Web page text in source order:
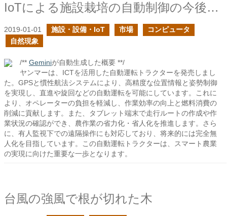
IoTによる施設栽培の自動制御の今後は？
2019-01-01 施設・設備・IoT 市場
コンピュータ
自然現象
/** Geminiが自動生成した概要 **/
ヤンマーは、ICTを活用した自動運転トラクターを発売しまし
た。GPSと慣性航法システムにより、高精度な位置情報と姿勢制御
を実現し、直進や旋回などの自動運転を可能にしています。これに
より、オペレーターの負担を軽減し、作業効率の向上と燃料消費の
削減に貢献します。また、タブレット端末で走行ルートの作成や作
業状況の確認ができ、農作業の省力化・省人化を推進します。さら
に、有人監視下での遠隔操作にも対応しており、将来的には完全無
人化を目指しています。この自動運転トラクターは、スマート農業
の実現に向けた重要な一歩となります。
台風の強風で根が切れた木